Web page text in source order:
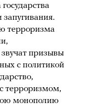
запугивания.
терроризма
призывы
с политикой
терроризмом,
монополию